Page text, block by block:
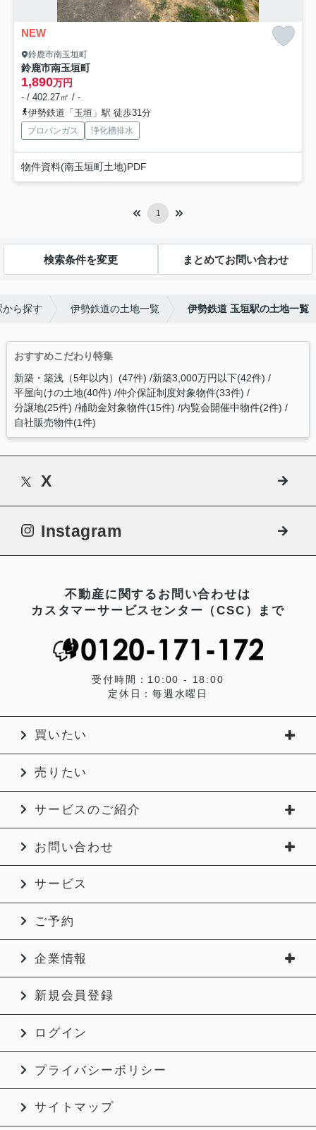
NEW
鈴鹿市南玉垣町
鈴鹿市南玉垣町
1,890万円
- / 402.27㎡ / -
伊勢鉄道「玉垣」駅 徒歩31分
プロパンガス 浄化槽排水
物件資料(南玉垣町土地)PDF
1
検索条件を変更 まとめてお問い合わせ
ら探す 伊勢鉄道の土地一覧 伊勢鉄道 玉垣駅の土地一覧
おすすめこだわり特集
新築・築浅（5年以内）(47件) 新築3,000万円以下(42件)
平屋向けの土地(40件) 仲介保証制度対象物件(33件)
分譲地(25件) 補助金対象物件(15件) 内覧会開催中物件(2件)
自社販売物件(1件)
X
Instagram
不動産に関するお問い合わせは
カスタマーサービスセンター（CSC）まで
受付時間：10:00 - 18:00
定休日：毎週水曜日
買いたい
売りたい
サービスのご紹介
お問い合わせ
サービス
ご予約
企業情報
新規会員登録
ログイン
プライバシーポリシー
サイトマップ